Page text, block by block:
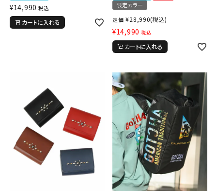
¥14,990 税込
カートに入れる
限定カラー
定価 ¥28,990(税込)
¥14,990 税込
カートに入れる